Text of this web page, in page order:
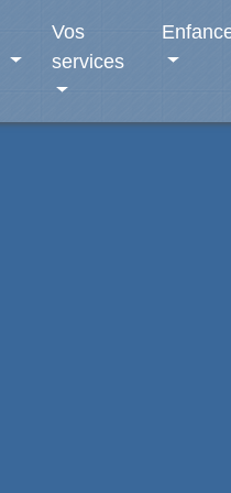
Vos
services